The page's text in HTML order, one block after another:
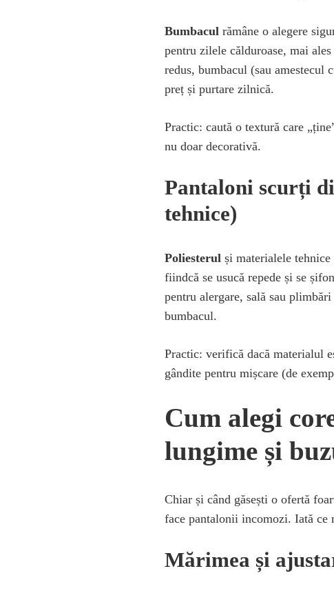
Bumbacul rămâne o alegere
pentru zilele călduroase, mai
redus, bumbacul (sau amestecul
preț și purtare zilnică.
Practic: caută o textură care
nu doar decorativă.
Pantaloni scurți
tehnice)
Poliesterul și materialele
fiindcă se usucă repede și se
pentru alergare, sală sau
bumbacul.
Practic: verifică dacă materialul
gândite pentru mișcare (de
Cum alegi
lungime și
Chiar și când găsești o ofertă
face pantalonii incomozi. Iată ce
Mărimea și